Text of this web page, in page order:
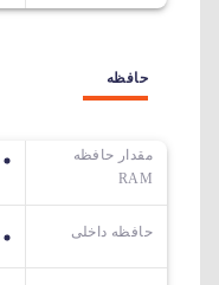
حافظه
مقدار حافظه
RAM
12 گیگابایت
حافظه داخلی 256 گیگابایت